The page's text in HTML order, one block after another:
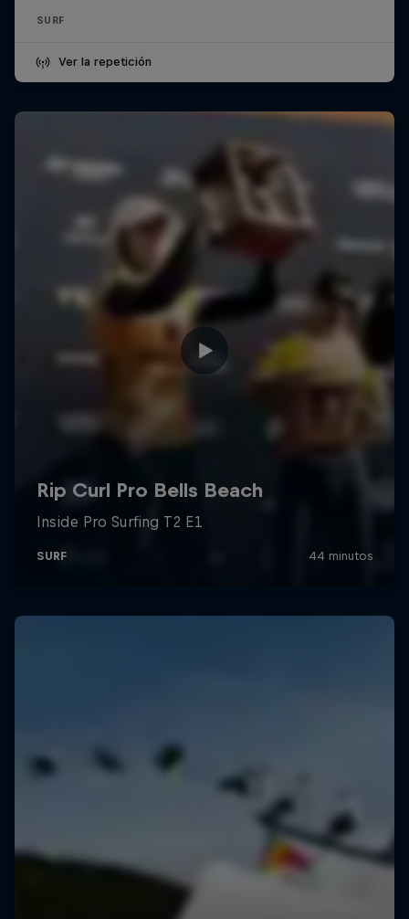
SURF
Ver la repetición